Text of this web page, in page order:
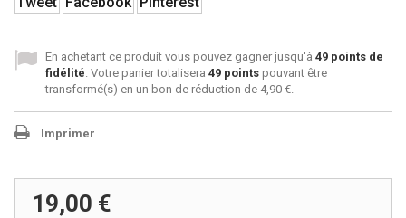
En achetant ce produit vous pouvez gagner jusqu'à 49 points de
fidélité. Votre panier totalisera 49 points pouvant être
transformé(s) en un bon de réduction de 4,90 €.
Imprimer
19,00 €